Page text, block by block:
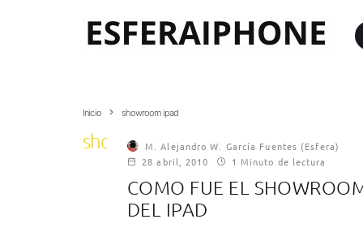
Inicio showroom ipad
showroom ipadM. Alejandro W. García Fuentes (Esfera)
28 abril, 2010
1 Minuto de lectura
COMO FUE EL
DEL IPAD